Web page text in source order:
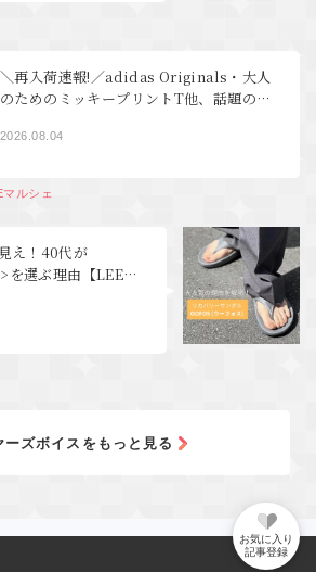
＼再入荷速報!／adidas Originals・大人
のためのミッキープリントT他、話題の新
マルシェ】
2026.08.04
マルシェ
え！40代が
を選ぶ理由【LEEマ
ーズボイスをもっと見る
お気に入り
記事登録